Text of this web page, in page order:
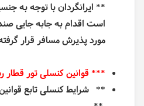
** ایرانگردان با توجه به
است اقدام به جابه جایی
مورد پذیرش مسافر قرار
*** قوانین کنسلی تور
** شرایط کنسلی تابع